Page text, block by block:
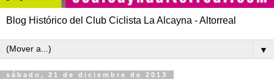
Blog Histórico del Club Ciclista La Alcayna - Altorreal
▼
sábado, 21 de diciembre de 2013